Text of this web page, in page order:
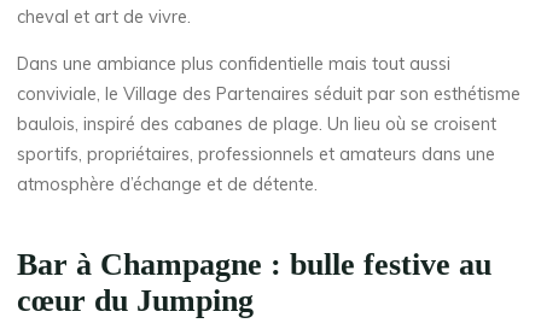
cheval et art de vivre.
Dans une ambiance plus confidentielle mais tout aussi
conviviale, le Village des Partenaires séduit par son esthétisme
baulois, inspiré des cabanes de plage. Un lieu où se croisent
sportifs, propriétaires, professionnels et amateurs dans une
atmosphère d’échange et de détente.
Bar à Champagne : bulle festive au
cœur du Jumping